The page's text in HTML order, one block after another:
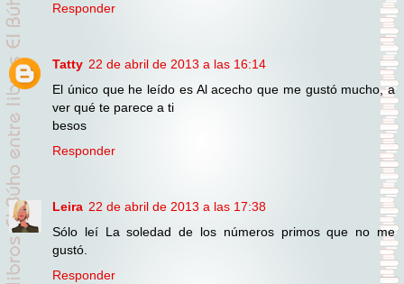
Responder
Tatty 22 de abril de 2013 a las 16:14
El único que he leído es Al acecho que me gustó mucho, a
ver qué te parece a ti
besos
Responder
Leira 22 de abril de 2013 a las 17:38
Sólo leí La soledad de los números primos que no me
gustó.
Responder